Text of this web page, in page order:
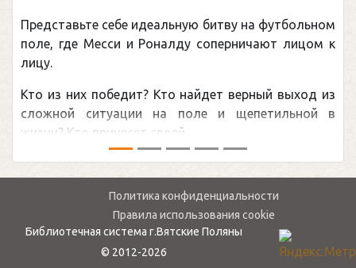
Представьте себе идеальную битву на футбольном
поле, где Месси и Роналду соперничают лицом к
лицу.
Кто из них победит? Кто найдет верный выход из
сложной ситуации на поле и щепетильной в
жизни? Кто принесет своей ...
Политика конфиденциальности
Правила использования cookie
Библиотечная система г.Вятские Поляны
© 2012-2026